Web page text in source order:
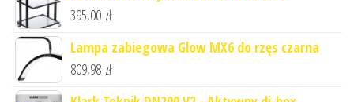
395,00 zł
Lampa zabiegowa Glow MX6 do rzęs czarna
809,98 zł